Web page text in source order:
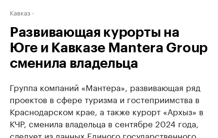
Кавказ
Развивающая курорты на
Юге и Кавказе Mantera Group
сменила владельца
Группа компаний «Мантера», развивающая ряд
проектов в сфере туризма и гостеприимства в
Краснодарском крае, а также курорт «Архыз» в
КЧР, сменила владельца в сентябре 2024 года,
следует из данных Единого государственного